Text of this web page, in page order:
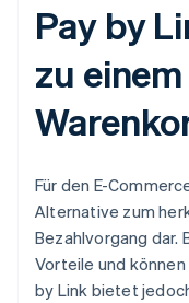
Pay by
zu
Für den E-
Alternative zum
Bezahlvorgang dar.
Vorteile und
by Link bietet